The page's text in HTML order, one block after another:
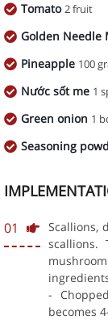
Tomato2 fruit
Golden Needle
Pineapple 100
Nước sốt me 1
Green onion 1
Seasoning
01
Scallions,
scallions.
-
becomes